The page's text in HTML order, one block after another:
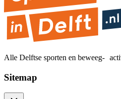
Alle Delftse sporten en beweeg-
Sitemap